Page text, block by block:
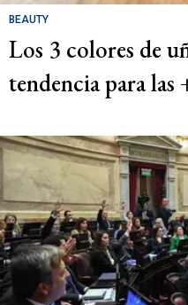
BEAUTY
Los 3 colores de
tendencia para las